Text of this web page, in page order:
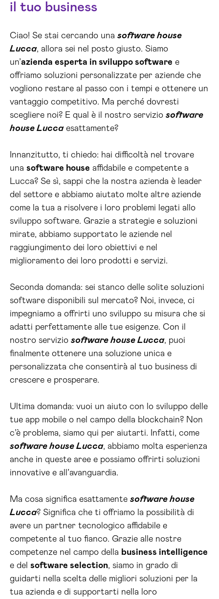
il tuo business
Ciao! Se stai cercando una software house
Lucca, allora sei nel posto giusto. Siamo
un’azienda esperta in sviluppo software e
offriamo soluzioni personalizzate per aziende che
vogliono restare al passo con i tempi e ottenere un
vantaggio competitivo. Ma perché dovresti
scegliere noi? E qual è il nostro servizio software
house Luccaesattamente?
Innanzitutto, ti chiedo: hai difficoltà nel trovare
una software house affidabile e competente a
Lucca? Se sì, sappi che la nostra azienda è leader
del settore e abbiamo aiutato molte altre aziende
come la tua a risolvere i loro problemi legati allo
sviluppo software. Grazie a strategie e soluzioni
mirate, abbiamo supportato le aziende nel
raggiungimento dei loro obiettivi e nel
miglioramento dei loro prodotti e servizi.
Seconda domanda: sei stanco delle solite soluzioni
software disponibili sul mercato? Noi, invece, ci
impegniamo a offrirti uno sviluppo su misura che si
adatti perfettamente alle tue esigenze. Con il
nostro servizio software house Lucca, puoi
finalmente ottenere una soluzione unica e
personalizzata che consentirà al tuo business di
crescere e prosperare.
Ultima domanda: vuoi un aiuto con lo sviluppo delle
tue app mobile o nel campo della blockchain? Non
c’è problema, siamo qui per aiutarti. Infatti, come
software house Lucca, abbiamo molta esperienza
anche in queste aree e possiamo offrirti soluzioni
innovative e all’avanguardia.
Ma cosa significa esattamente software house
Lucca? Significa che ti offriamo la possibilità di
avere un partner tecnologico affidabile e
competente al tuo fianco. Grazie alle nostre
competenze nel campo della business intelligence
e del software selection, siamo in grado di
guidarti nella scelta delle migliori soluzioni per la
tua azienda e di supportarti nella loro